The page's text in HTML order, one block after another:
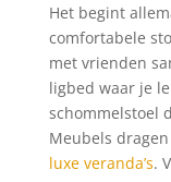
Het begint
comfortabele
met vrienden
ligbed waar je
schommelstoel
Meubels
luxe veranda’s.